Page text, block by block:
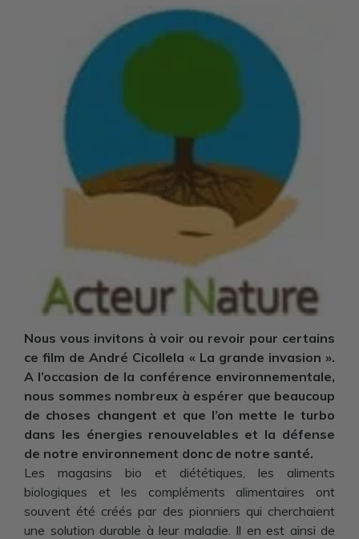
Nous vous invitons à voir ou revoir pour certains
ce film de André Cicollela « La grande invasion ».
A l’occasion de la conférence environnementale,
nous sommes nombreux à espérer que beaucoup
de choses changent et que l’on mette le turbo
dans les énergies renouvelables et la défense
de notre environnement donc de notre santé.
Les magasins bio et diététiques, les aliments
biologiques et les compléments alimentaires ont
souvent été créés par des pionniers qui cherchaient
une solution durable à leur maladie. Il en est ainsi de